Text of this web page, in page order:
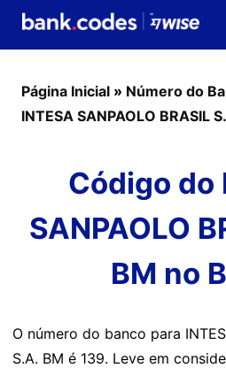
Página Inicial » Número do
INTESA SANPAOLO BRASIL
Código do
SANPAOLO
BM no
O número do banco para
S.A. BM é 139. Leve em